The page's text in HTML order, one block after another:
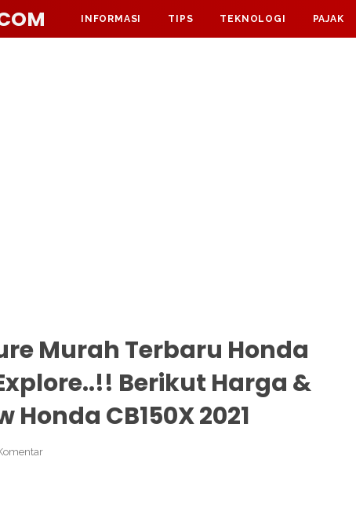
INFORMASI TIPS TEKNOLOGI PAJAK
Murah Terbaru Honda
Berikut Harga &
Honda CB150X 2021